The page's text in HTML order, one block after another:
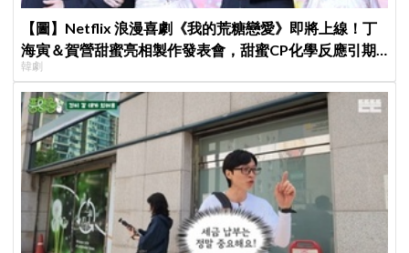
【圖】Netflix 浪漫喜劇《我的荒糖戀愛》即將上線！丁
海寅＆賀營甜蜜亮相製作發表會，甜蜜CP化學反應引期
待
韓劇